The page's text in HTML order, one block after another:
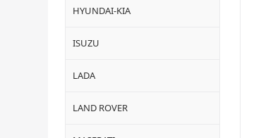
HYUNDAI-KIA
ISUZU
LADA
LAND ROVER